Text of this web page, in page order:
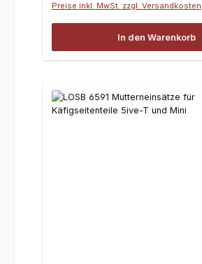
Preise inkl. MwSt. zzgl. Versandkosten
In den Warenkorb